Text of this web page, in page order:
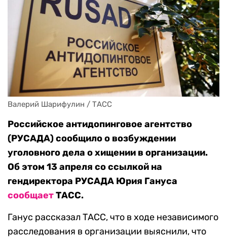
Валерий Шарифулин / ТАСС
Российское антидопинговое агентство
(РУСАДА) сообщило о возбуждении
уголовного дела о хищении в организации.
Об этом 13 апреля со ссылкой на
гендиректора РУСАДА Юрия Гануса
сообщаетТАСС.
Ганус рассказал ТАСС, что в ходе независимого
расследования в организации выяснили, что